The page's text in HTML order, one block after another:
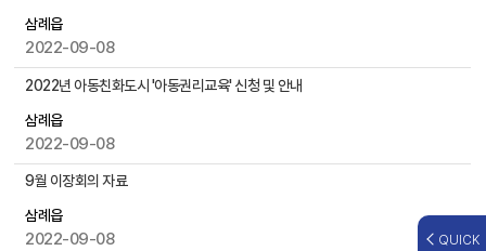
작
일
등
삼례읍
2022-09-08
2022년 아동친화도시 '아동권리교육' 신청 및 안내
삼례읍
2022-09-08
9월 이장회의 자료
삼례읍
2022-09-08 QUICK